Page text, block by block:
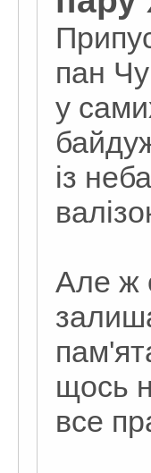
пан
у
із
Але ж
щось
все